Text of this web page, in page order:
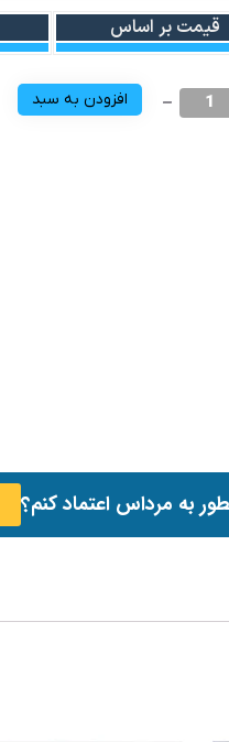
قیمت بر اساس
افزودن به سبد
به مرداس اعتماد کنم؟